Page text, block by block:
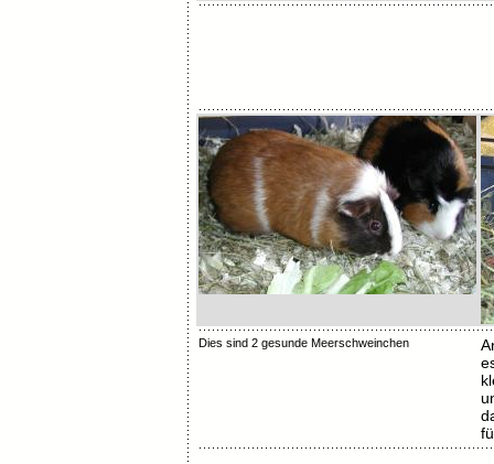
Dies sind 2 gesunde Meerschweinchen